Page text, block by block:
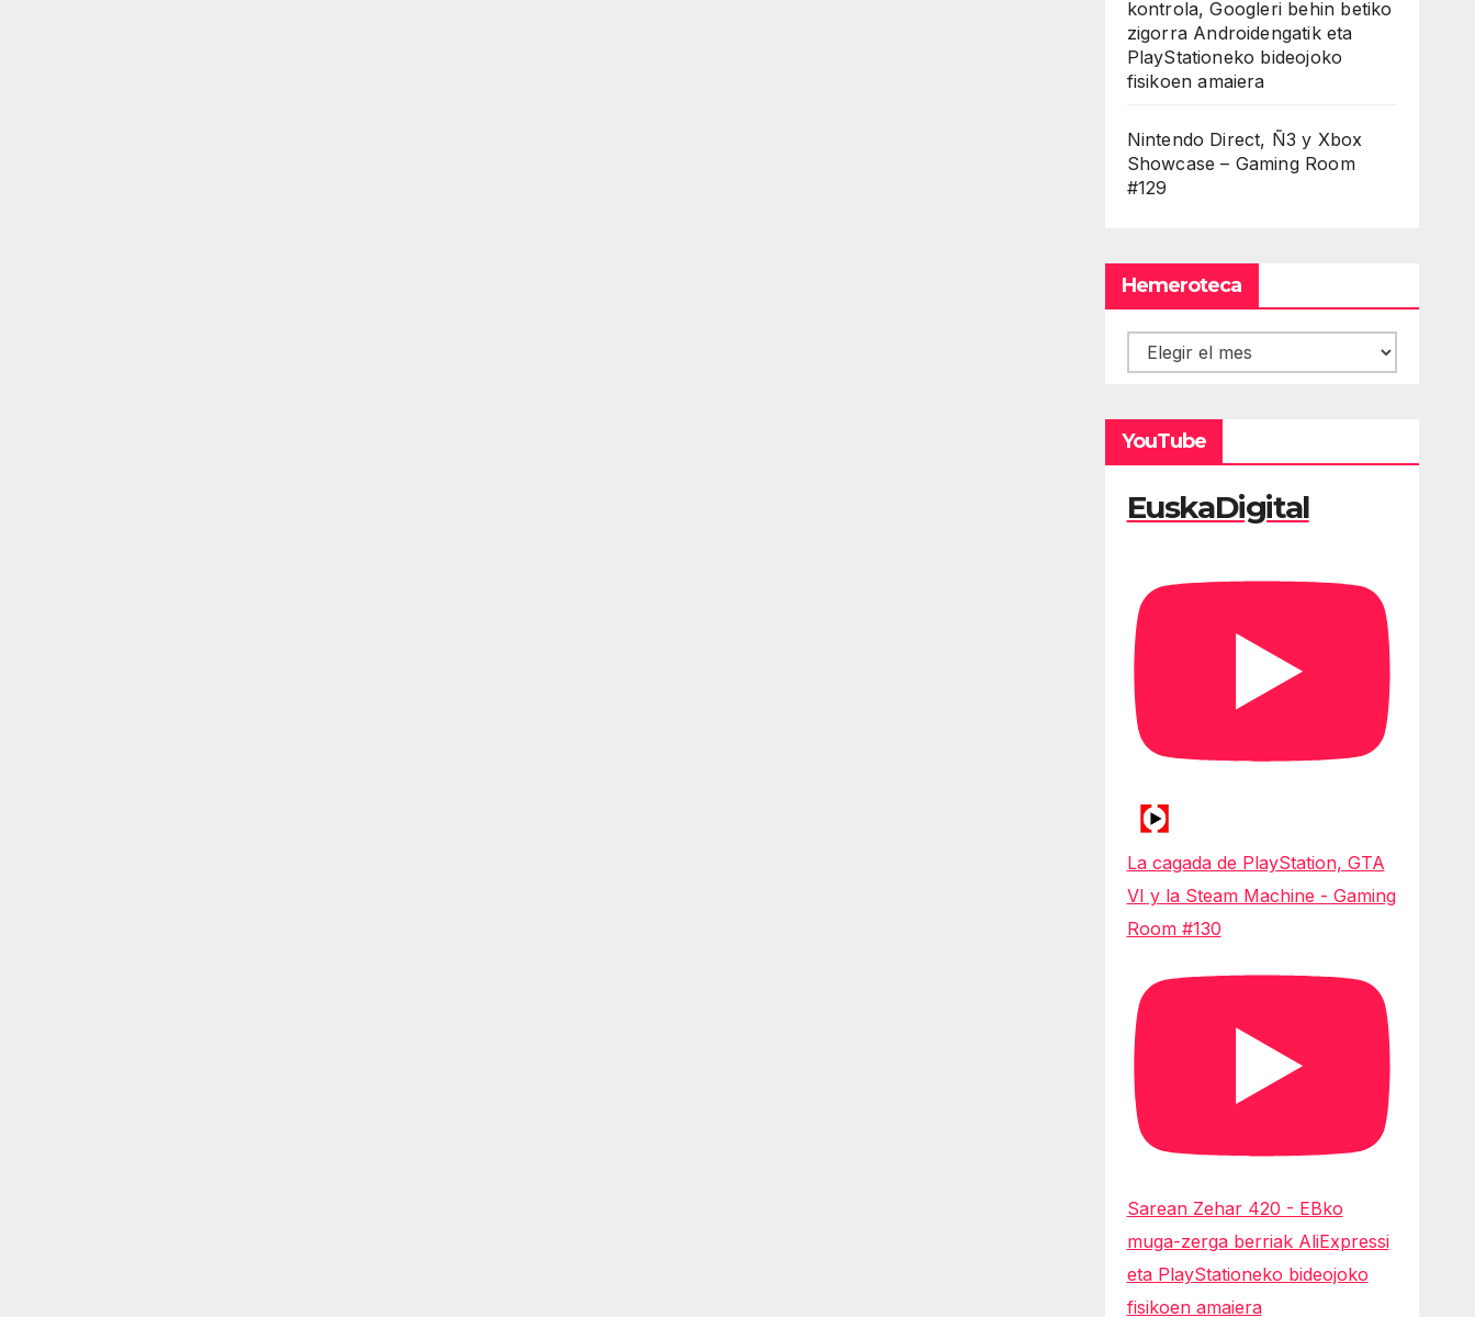
kontrola, Googleri behin betiko
zigorra Androidengatik eta
PlayStationeko bideojoko
fisikoen amaiera
Nintendo Direct, Ñ3 y Xbox
Showcase – Gaming Room
#129
Hemeroteca
Hemeroteca
YouTube
EuskaDigital
La cagada de PlayStation, GTA
VI y la Steam Machine - Gaming
Room #130
Sarean Zehar 420 - EBko
muga-zerga berriak AliExpressi
eta PlayStationeko bideojoko
fisikoen amaiera